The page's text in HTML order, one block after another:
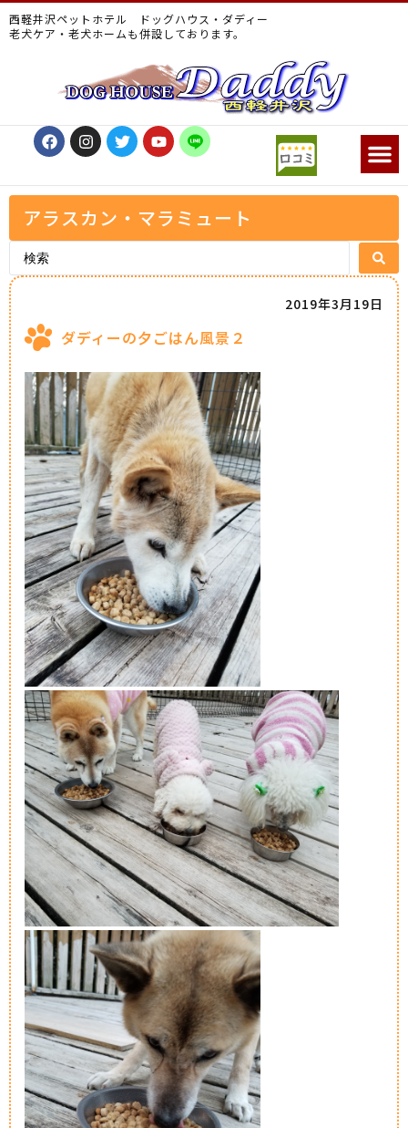
西軽井沢ペットホテル ドッグハウス・ダディー
老犬ケア・老犬ホームも併設しております。
アラスカン・マラミュート
ダディーの夕ごはん風景２
2019年3月19日